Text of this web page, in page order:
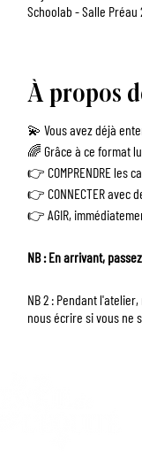
Schoolab - Salle Préau
À propos
💫 Vous avez déjà
🌈 Grâce à ce format
👉 COMPRENDRE les
👉 CONNECTER avec
👉 AGIR,
NB : En arrivant,
NB 2 : Pendant
nous écrire si vous ne